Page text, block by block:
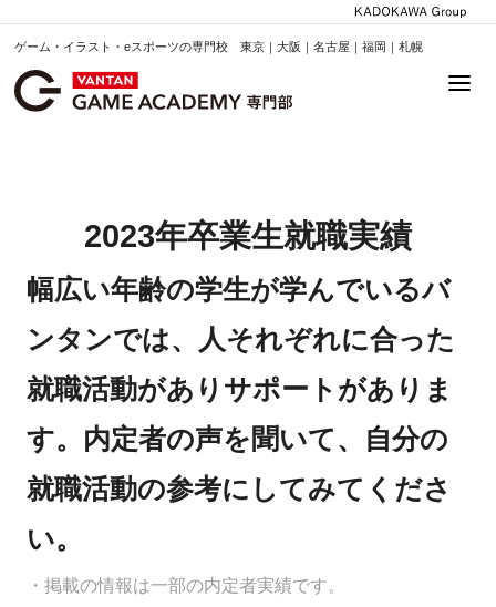
ゲーム・イラスト・eスポーツの専門校 東京｜大阪｜名古屋｜福岡｜札幌
2023年卒業生就職実績
幅広い年齢の学生が学んでいるバ
ンタンでは、人それぞれに合った
就職活動がありサポートがありま
す。内定者の声を聞いて、自分の
就職活動の参考にしてみてくださ
い。
・掲載の情報は一部の内定者実績です。